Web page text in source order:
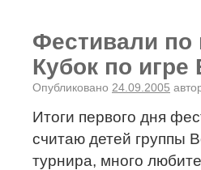
Фестивали по
Кубок по
Опубликовано 24.09.2005
Итоги первого дня
считаю детей группы
турнира, много